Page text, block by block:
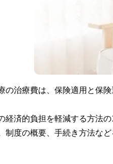
の治療費は、保険適用と保
経済的負担を軽減する方法
制度の概要、手続き方法など